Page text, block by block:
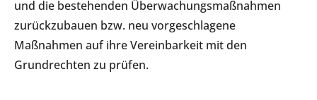
und die bestehenden Überwachungsmaßnahmen
zurückzubauen bzw. neu vorgeschlagene
Maßnahmen auf ihre Vereinbarkeit mit den
Grundrechten zu prüfen.